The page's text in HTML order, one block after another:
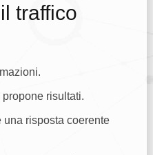
traffico
propone risultati.
una risposta coerente